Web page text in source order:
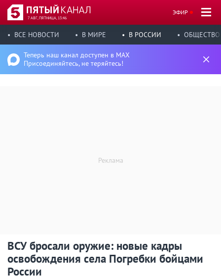
7 АВГ, ПЯТНИЦА, 13:46
ЭФИР
ВСЕ НОВОСТИ В МИРЕ В РОССИИ ОБЩЕСТВО
Теперь наш канал доступен в MAX
Присоединяйтесь, не теряйтесь!
ВСУ бросали оружие: новые кадры
освобождения села Погребки бойцами
России